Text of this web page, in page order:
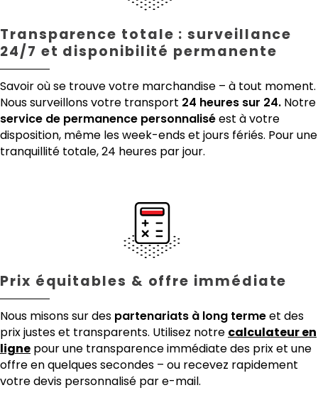
Transparence totale : surveillance
24/7 et disponibilité permanente
Savoir où se trouve votre marchandise – à tout moment.
Nous surveillons votre transport 24 heures sur 24. Notre
service de permanence personnaliséest à votre
disposition, même les week-ends et jours fériés. Pour une
tranquillité totale, 24 heures par jour.
Prix équitables & offre immédiate
Nous misons sur des partenariats à long termeet des
prix justes et transparents. Utilisez notre calculateur en
ligne pour une transparence immédiate des prix et une
offre en quelques secondes – ou recevez rapidement
votre devis personnalisé par e-mail.